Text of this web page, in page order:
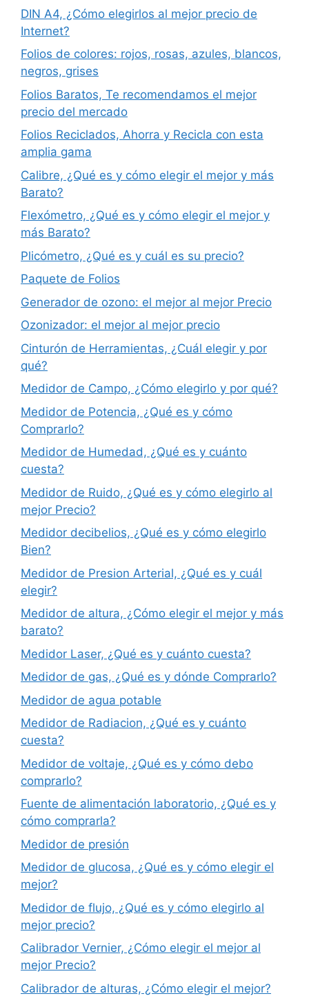
DIN A4, ¿Cómo elegirlos al mejor precio de
Internet?
Folios de colores: rojos, rosas, azules, blancos,
negros, grises
Folios Baratos, Te recomendamos el mejor
precio del mercado
Folios Reciclados, Ahorra y Recicla con esta
amplia gama
Calibre, ¿Qué es y cómo elegir el mejor y más
Barato?
Flexómetro, ¿Qué es y cómo elegir el mejor y
más Barato?
Plicómetro, ¿Qué es y cuál es su precio?
Paquete de Folios
Generador de ozono: el mejor al mejor Precio
Ozonizador: el mejor al mejor precio
Cinturón de Herramientas, ¿Cuál elegir y por
qué?
Medidor de Campo, ¿Cómo elegirlo y por qué?
Medidor de Potencia, ¿Qué es y cómo
Comprarlo?
Medidor de Humedad, ¿Qué es y cuánto
cuesta?
Medidor de Ruido, ¿Qué es y cómo elegirlo al
mejor Precio?
Medidor decibelios, ¿Qué es y cómo elegirlo
Bien?
Medidor de Presion Arterial, ¿Qué es y cuál
elegir?
Medidor de altura, ¿Cómo elegir el mejor y más
barato?
Medidor Laser, ¿Qué es y cuánto cuesta?
Medidor de gas, ¿Qué es y dónde Comprarlo?
Medidor de agua potable
Medidor de Radiacion, ¿Qué es y cuánto
cuesta?
Medidor de voltaje, ¿Qué es y cómo debo
comprarlo?
Fuente de alimentación laboratorio, ¿Qué es y
cómo comprarla?
Medidor de presión
Medidor de glucosa, ¿Qué es y cómo elegir el
mejor?
Medidor de flujo, ¿Qué es y cómo elegirlo al
mejor precio?
Calibrador Vernier, ¿Cómo elegir el mejor al
mejor Precio?
Calibrador de alturas, ¿Cómo elegir el mejor?